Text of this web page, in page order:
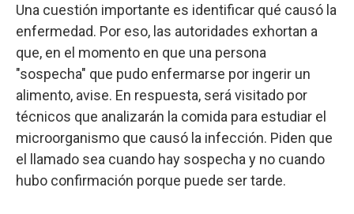
Una cuestión importante es identificar qué causó la
enfermedad. Por eso, las autoridades exhortan a
que, en el momento en que una persona
"sospecha" que pudo enfermarse por ingerir un
alimento, avise. En respuesta, será visitado por
técnicos que analizarán la comida para estudiar el
microorganismo que causó la infección. Piden que
el llamado sea cuando hay sospecha y no cuando
hubo confirmación porque puede ser tarde.